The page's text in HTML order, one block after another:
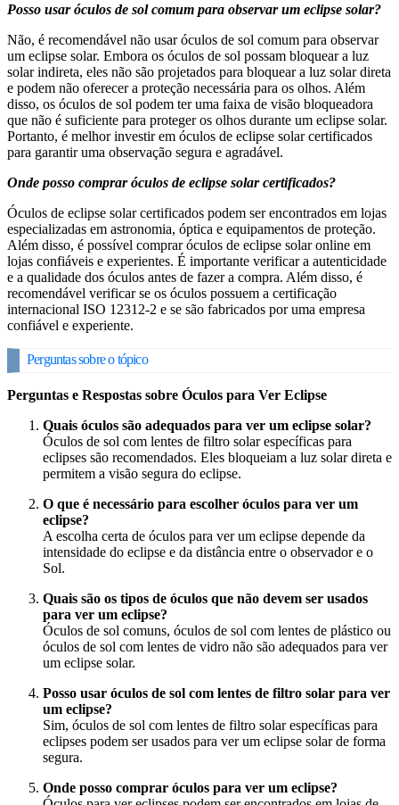
Posso usar óculos de sol comum para observar um eclipse solar?
Não, é recomendável não usar óculos de sol comum para observar
um eclipse solar. Embora os óculos de sol possam bloquear a luz
solar indireta, eles não são projetados para bloquear a luz solar direta
e podem não oferecer a proteção necessária para os olhos. Além
disso, os óculos de sol podem ter uma faixa de visão bloqueadora
que não é suficiente para proteger os olhos durante um eclipse solar.
Portanto, é melhor investir em óculos de eclipse solar certificados
para garantir uma observação segura e agradável.
Onde posso comprar óculos de eclipse solar certificados?
Óculos de eclipse solar certificados podem ser encontrados em lojas
especializadas em astronomia, óptica e equipamentos de proteção.
Além disso, é possível comprar óculos de eclipse solar online em
lojas confiáveis e experientes. É importante verificar a autenticidade
e a qualidade dos óculos antes de fazer a compra. Além disso, é
recomendável verificar se os óculos possuem a certificação
internacional ISO 12312-2 e se são fabricados por uma empresa
confiável e experiente.
Perguntas sobre o tópico
Perguntas e Respostas sobre Óculos para Ver Eclipse
Quais óculos são adequados para ver um eclipse solar?
Óculos de sol com lentes de filtro solar específicas para
eclipses são recomendados. Eles bloqueiam a luz solar direta e
permitem a visão segura do eclipse.
O que é necessário para escolher óculos para ver um
eclipse?
A escolha certa de óculos para ver um eclipse depende da
intensidade do eclipse e da distância entre o observador e o
Sol.
Quais são os tipos de óculos que não devem ser usados
para ver um eclipse?
Óculos de sol comuns, óculos de sol com lentes de plástico ou
óculos de sol com lentes de vidro não são adequados para ver
um eclipse solar.
Posso usar óculos de sol com lentes de filtro solar para ver
um eclipse?
Sim, óculos de sol com lentes de filtro solar específicas para
eclipses podem ser usados para ver um eclipse solar de forma
segura.
Onde posso comprar óculos para ver um eclipse?